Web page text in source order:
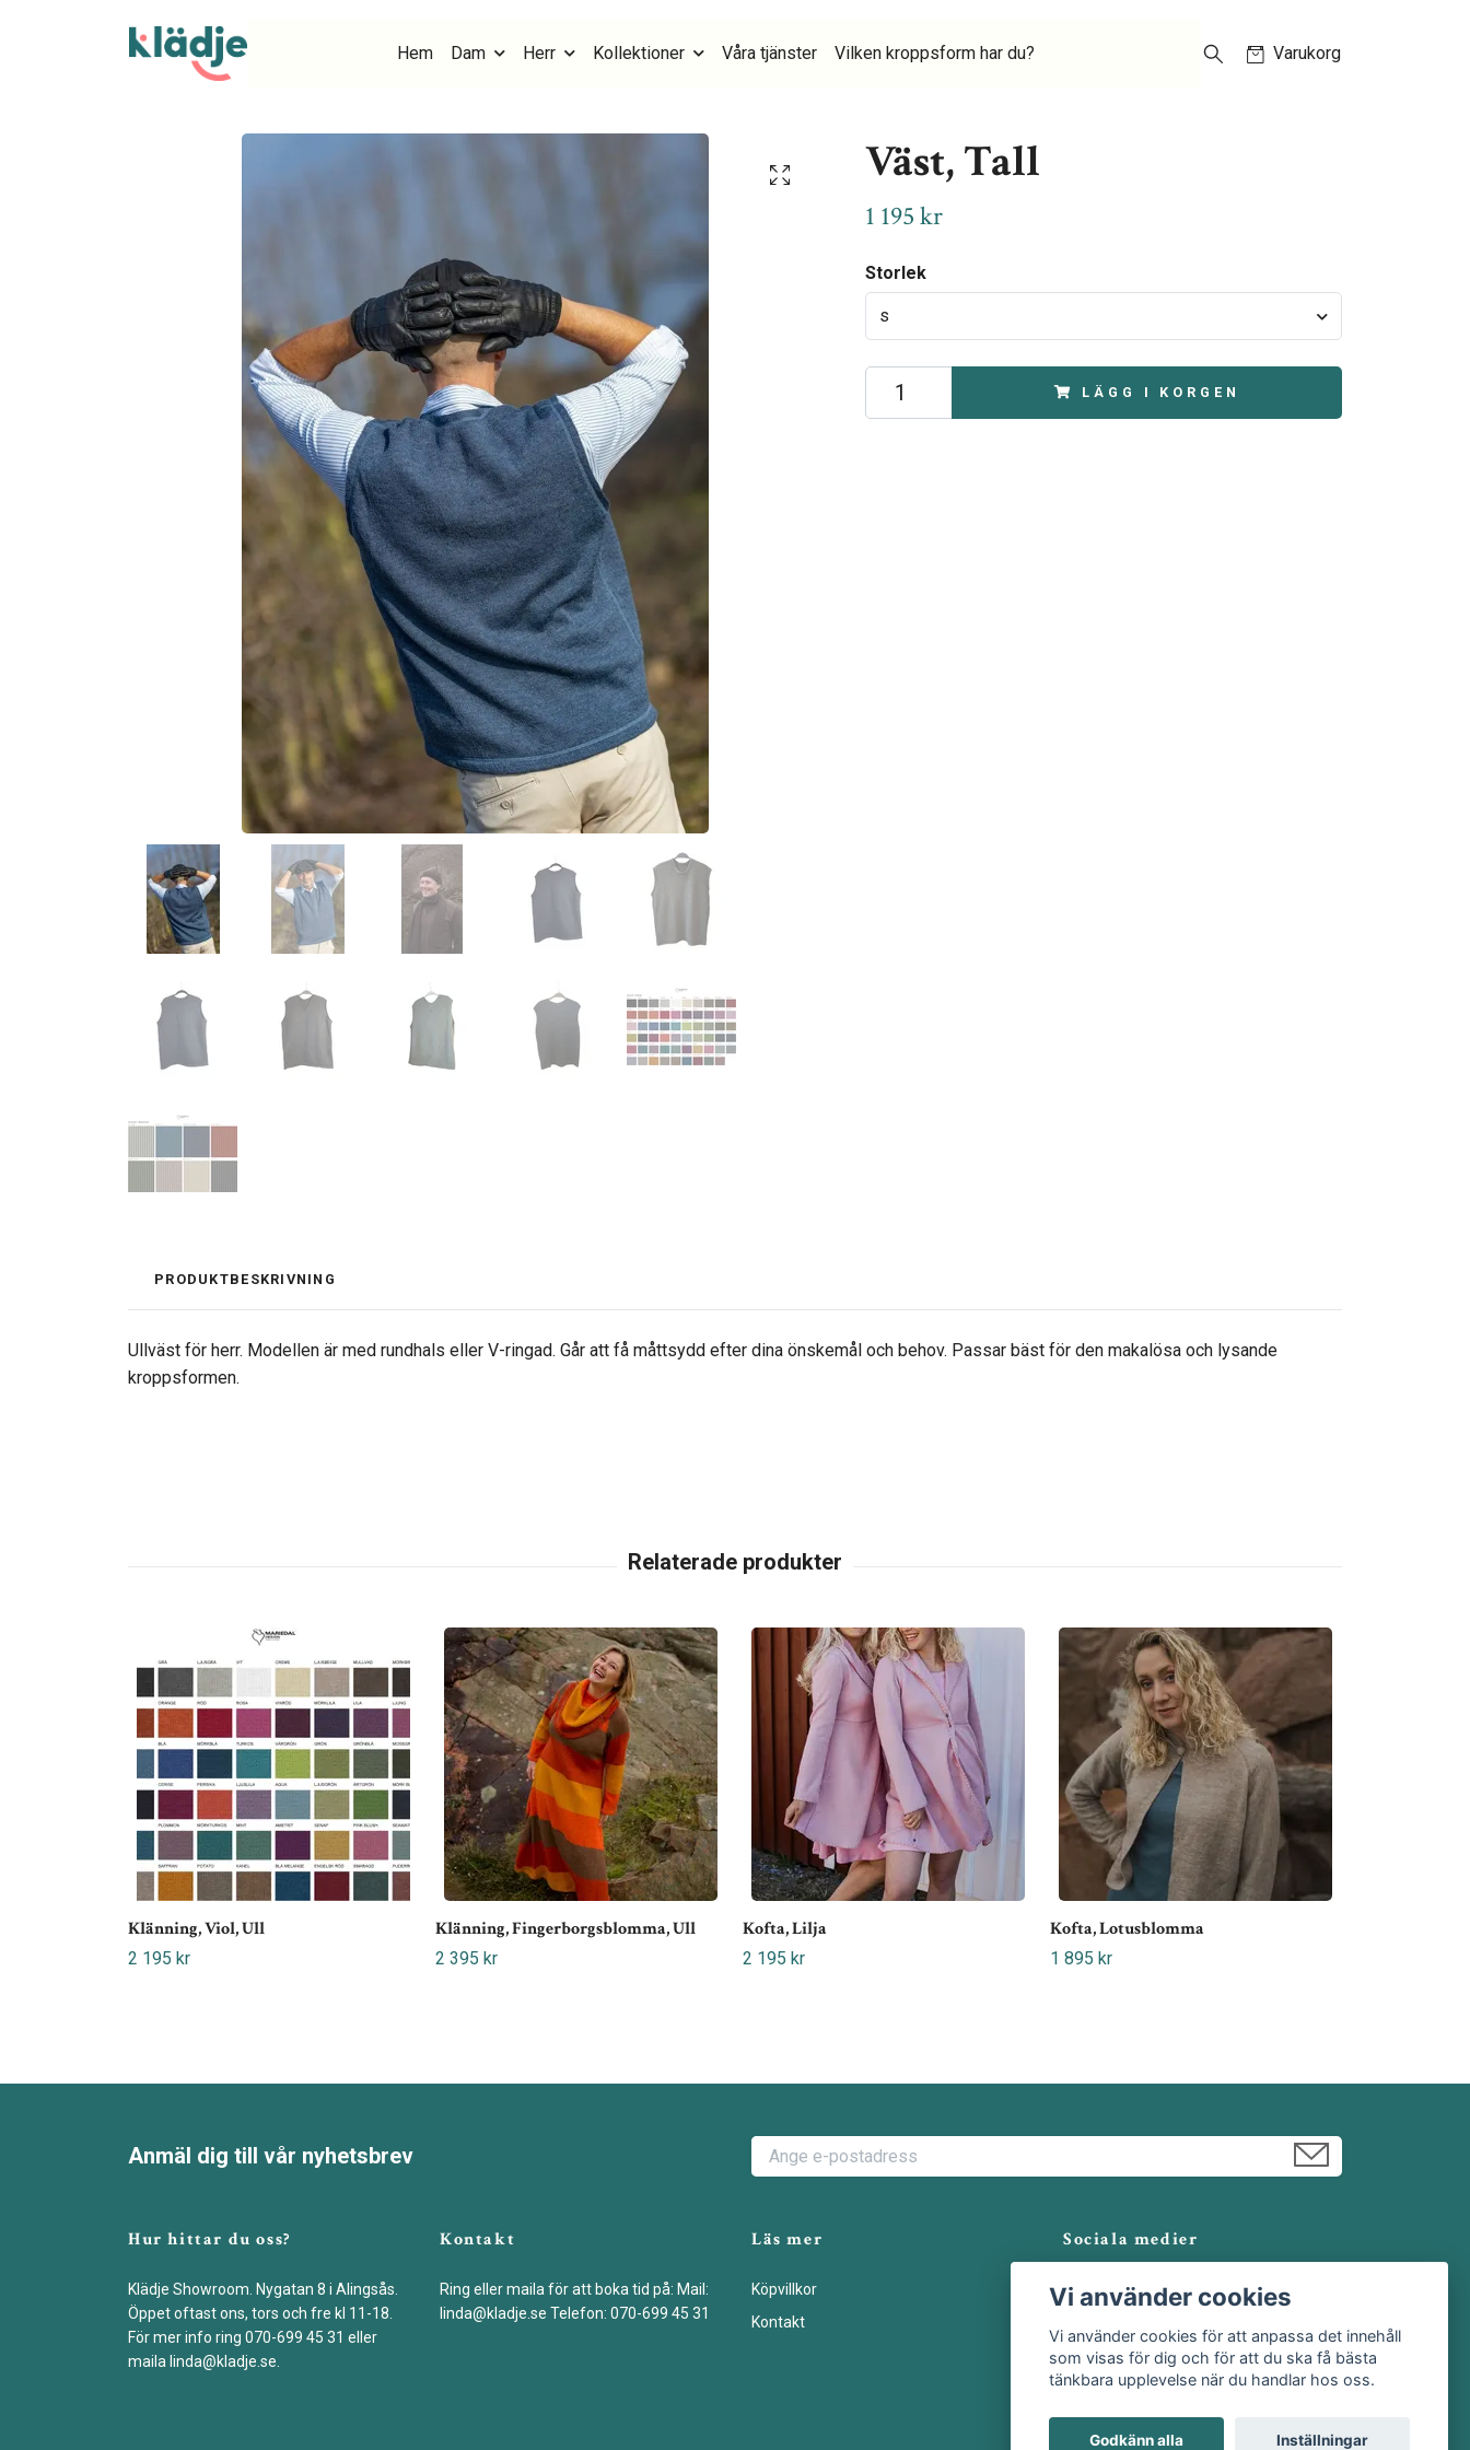
Hem Dam Herr Kollektioner Våra tjänster Vilken kroppsform har du? Varukorg
Väst, Tall
1 195 kr
Storlek
s
LÄGG I KORGEN
PRODUKTBESKRIVNING
Ullväst för herr. Modellen är med rundhals eller V-ringad. Går att få måttsydd efter dina önskemål och behov. Passar bäst för den makalösa och lysande
kroppsformen.
Klänning, Viol, Ull
2 195 kr
Klänning, Fingerborgsblomma, Ull
2 395 kr
Kofta, Lilja
2 195 kr
Kofta, Lotusblomma
1 895 kr
Anmäl dig till vår nyhetsbrev
Hur hittar du oss?
Klädje Showroom. Nygatan 8 i Alingsås.
Öppet oftast ons, tors och fre kl 11-18.
För mer info ring 070-699 45 31 eller
maila linda@kladje.se
Kontakt
Ring eller maila för att boka tid på: Mail:
linda@kladje.se Telefon: 070-699 45 31
Läs mer
Köpvillkor
Kontakt
Sociala medier
Facebook
Vi använder cookies
Vi använder cookies för att anpassa det innehåll
som visas för dig och för att du ska få bästa
tänkbara upplevelse när du handlar hos oss.
Godkänn alla Inställningar